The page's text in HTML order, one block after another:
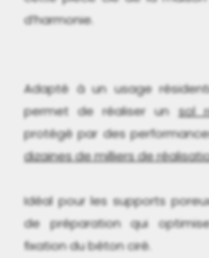
d’harmonie.
Adapté à un usage
permet de réaliser unsol
protégé par des
dizaines de milliers de
Idéal pour les supports
de préparation qui
fixation du béton ciré.